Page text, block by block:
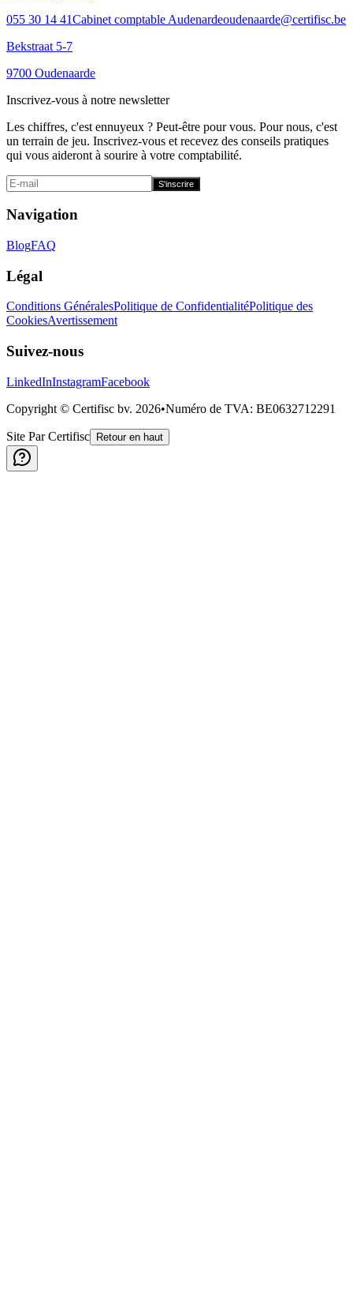
055 30 14 41Cabinet comptable Audenardeoudenaarde@certifisc.be
Bekstraat 5-7
9700 Oudenaarde
Inscrivez-vous à notre newsletter
Les chiffres, c'est ennuyeux ? Peut-être pour vous. Pour nous, c'est
un terrain de jeu. Inscrivez-vous et recevez des conseils pratiques
qui vous aideront à sourire à votre comptabilité.
S'inscrire
Navigation
BlogFAQ
Légal
Conditions GénéralesPolitique de ConfidentialitéPolitique des
CookiesAvertissement
Suivez-nous
LinkedInInstagramFacebook
Copyright © Certifisc bv. 2026•Numéro de TVA: BE0632712291
Site Par Certifisc Retour en haut